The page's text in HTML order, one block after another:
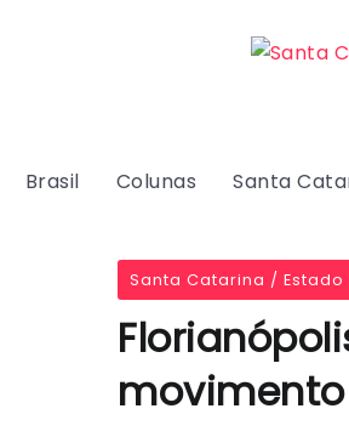
Brasil Colunas Santa
Santa Catarina / Estado